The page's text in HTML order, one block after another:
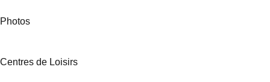
Photos
Centres de Loisirs